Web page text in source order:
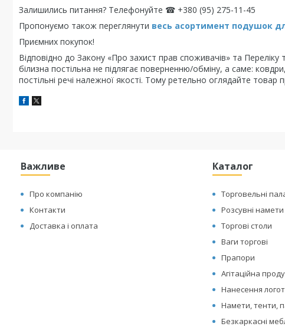
Залишились питання? Телефонуйте ☎ +380 (95) 275-11-45
Пропонуємо також переглянути весь асортимент подушок
Приємних покупок!
Відповідно до Закону «Про захист прав споживачів» та
білизна постільна не підлягає поверненню/обміну, а саме:
постільні речі належної якості. Тому ретельно оглядайте товар
Важливе
Про компанію
Контакти
Доставка і оплата
Каталог
Торговельні
Розсувні намети
Торгові столи
Ваги торгові
Прапори
Агітаційна
Нанесення
Намети, тенти,
Безкаркасні